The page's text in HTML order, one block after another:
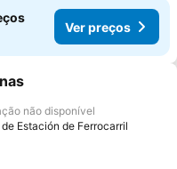
Ver preços
aos favoritos
não disponível
Estación de Ferrocarril